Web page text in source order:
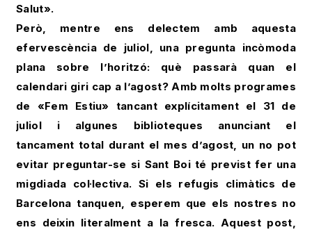
Salut».
Però, mentre ens delectem amb aquesta
efervescència de juliol, una pregunta incòmoda
plana sobre l’horitzó: què passarà quan el
calendari giri cap a l’agost? Amb molts programes
de «Fem Estiu» tancant explícitament el 31 de
juliol i algunes biblioteques anunciant el
tancament total durant el mes d’agost, un no pot
evitar preguntar-se si Sant Boi té previst fer una
migdiada col·lectiva. Si els refugis climàtics de
Barcelona tanquen, esperem que els nostres no
ens deixin literalment a la fresca. Aquest post,